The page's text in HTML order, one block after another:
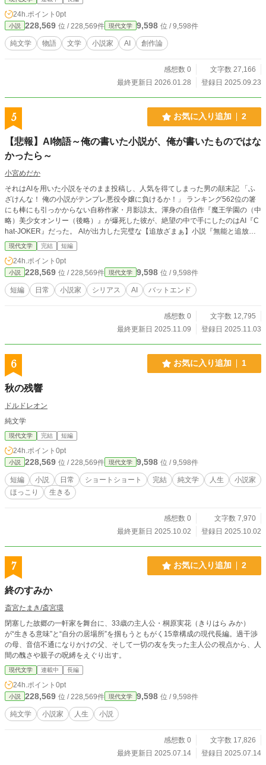
24h.ポイント 0pt
小説 228,569 位 / 228,569件 現代文学 9,598 位 / 9,598件
純文学 物語 文学 小説家 AI 創作論
感想数 0
文字数 27,166
最終更新日 2026.01.28
登録日 2025.09.23
5 お気に入り追加 2
【悲報】AI物語～俺の書いた小説が、俺が書いたものではな
かったら～
小宮めだか
それはAIを用いた小説をそのまま投稿し、人気を得てしまった男の顛末記 「ふ
ざけんな！ 俺の小説がテンプレ悪役令嬢に負けるか！」 ランキング562位の箸
にも棒にも引っかからない自称作家・月影諒太。渾身の自信作『魔王学園の（中
略）美少女オンリー（後略）』が爆死した彼が、絶望の中で手にしたのはAI『C
hat‐JOKER』だった。 AIが出力した完璧な【追放ざまぁ】小説『無能と追放さ
れた俺のスキル【鑑定】実は世界唯一の【神眼】でした』それは瞬く間にコンテ
ストの大賞を受賞。諒太は一気に人気作家の仲間入りを果たしたかに見えた。
「俺は、天才だったんだ！」 だが、その栄光は本当に【彼】のものだったの
か？ AIで小説を書くということの是非を問う、数話で終わる短編物語。 毎日２
０時更新予定。 ５話で完結予定の短編小説になります。
現代文学 完結 短編
24h.ポイント 0pt
小説 228,569 位 / 228,569件 現代文学 9,598 位 / 9,598件
短編 日常 小説家 シリアス AI バットエンド
感想数 0
文字数 12,795
最終更新日 2025.11.09
登録日 2025.11.03
6 お気に入り追加 1
秋の残響
ドルドレオン
純文学
現代文学 完結 短編
24h.ポイント 0pt
小説 228,569 位 / 228,569件 現代文学 9,598 位 / 9,598件
短編 小説 日常 ショートショート 完結 純文学 人生
小説家
ほっこり
生きる
感想数 0
文字数 7,970
最終更新日 2025.10.02
登録日 2025.10.02
7 お気に入り追加 2
終のすみか
斎宮たまき/斎宮環
閉塞した故郷の一軒家を舞台に、33歳の主人公・桐原実花（きりはら みか）
が“生きる意味”と“自分の居場所”を掴もうともがく15章構成の現代長編。過干渉
の母、音信不通になりかけの父、そして一切の友を失った主人公の視点から、人
間の醜さや親子の呪縛をえぐり出す。
現代文学 連載中 長編
24h.ポイント 0pt
小説 228,569 位 / 228,569件 現代文学 9,598 位 / 9,598件
純文学 小説家 人生 小説
感想数 0
文字数 17,826
最終更新日 2025.07.14
登録日 2025.07.14